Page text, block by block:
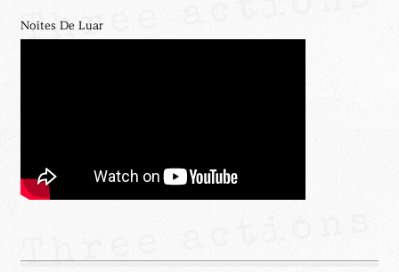
Noites De Luar